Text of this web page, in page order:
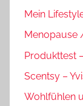
Mein
Menopause
Produkttest
Scentsy –
Wohlfühlen